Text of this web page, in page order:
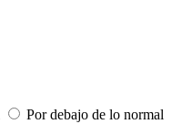
Por debajo de lo normal